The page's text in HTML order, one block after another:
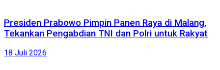
Presiden Prabowo Pimpin Panen Raya di Malang,
Tekankan Pengabdian TNI dan Polri untuk Rakyat
18 Juli 2026